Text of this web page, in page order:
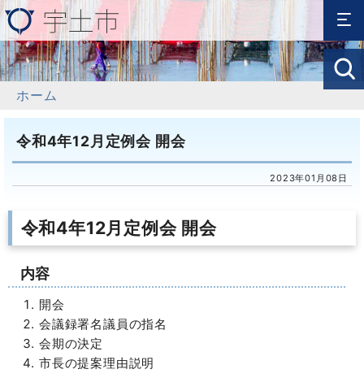
ホーム
令和4年12月定例会 開会
2023年01月08日
令和4年12月定例会 開会
内容
開会
会議録署名議員の指名
会期の決定
市長の提案理由説明